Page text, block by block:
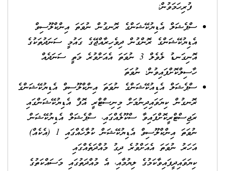
ފުރިހަމަވުން:
ސްޕެޝަލް އެޑިޔުކޭޝަންގެ ރޮނގުން ނުވަތަ އިންކްލޫސިވް
އެޑިޔުކޭޝަންގެ ރޮންގުން ދިވެހިރާއްޖޭގެ ގައުމީ ސަނަދުތަކުގެ
އޮނިގަނޑު ލެވެލް 3 ނުވަތަ އެއަށްވުރެ މަތީ ސަނަދެއް
ހާސިލްކޮށްފައިވުން؛ ނުވަތަ
ސްޕެޝަލް އެޑިއުކޭޝަންގެ ނުވަތަ އިންކްލޫސިވް އެޑިޔުކޭޝަންގެ
ރޮނގުން ކިޔަވައިދިނުމަށް މިނިސްޓްރީ އޮފް އެޑިޔުކޭޝަންގައި
ރަޖިސްޓްރީކޮށްފައިވާ ސްކޫލެއްގައި، ސްޕެޝަލް އެޑިޔުކޭޝަން
ނުވަތަ އިންކްލޫސިވް އެޑިޔުކޭޝަން ކުލާހެއްގައި 1 (އެކެއް)
އަހަރު ނުވަތަ އެއަށްވުރެ ދިގު މުއްދަތެއްގައި
ކިޔަވައިދީފައިވާކަމުގެ ލިޔުމާއި، އެ މުއްދަތުގައި މަސައްކަތުގެ